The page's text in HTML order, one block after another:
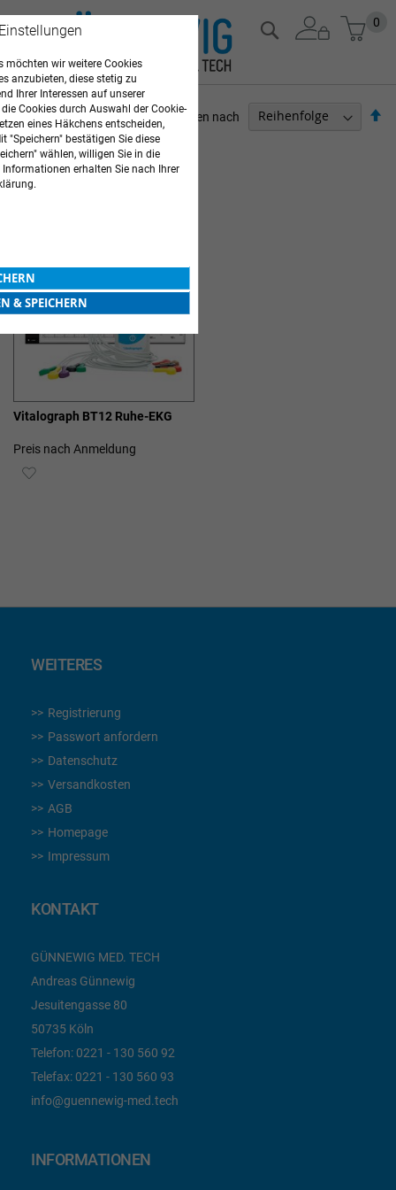
Zum
Inhalt
0
Suche
1Artikel
Sortieren nach
Vitalograph BT12 Ruhe-EKG
Preis nach Anmeldung
ZUR
ARZTBEDARF
WEITERES
Registrierung
Passwort anfordern
Datenschutz
Versandkosten
AGB
Homepage
Impressum
KONTAKT
GÜNNEWIG MED. TECH
Andreas Günnewig
Jesuitengasse 80
50735 Köln
Telefon: 0221 - 130 560 92
Telefax: 0221 - 130 560 93
info@guennewig-med.tech
INFORMATIONEN
möchten wir weitere Cookies
anzubieten, diese stetig zu
Ihrer Interessen auf unserer
Cookies durch Auswahl der Cookie-
eines Häkchens entscheiden,
"Speichern" bestätigen Sie diese
wählen, willigen Sie in die
erhalten Sie nach Ihrer
& SPEICHERN